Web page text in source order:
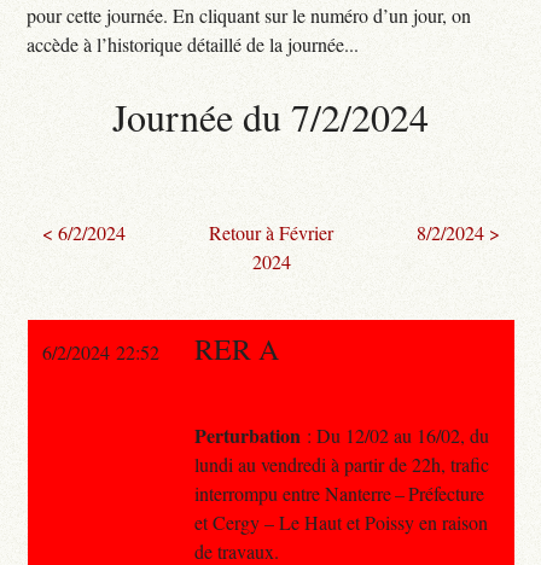
pour cette journée. En cliquant sur le numéro d’un jour, on
accède à l’historique détaillé de la journée...
Journée du 7/2/2024
< 6/2/2024
Retour à Février
2024
8/2/2024 >
6/2/2024 22:52 RER A
Perturbation : Du 12/02 au 16/02, du
lundi au vendredi à partir de 22h, trafic
interrompu entre Nanterre – Préfecture
et Cergy – Le Haut et Poissy en raison
de travaux.